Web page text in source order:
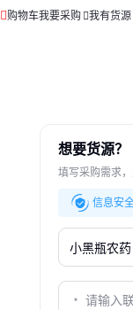
购物车我要采购 我有货源
想要货源？
填写采购需求
信息安